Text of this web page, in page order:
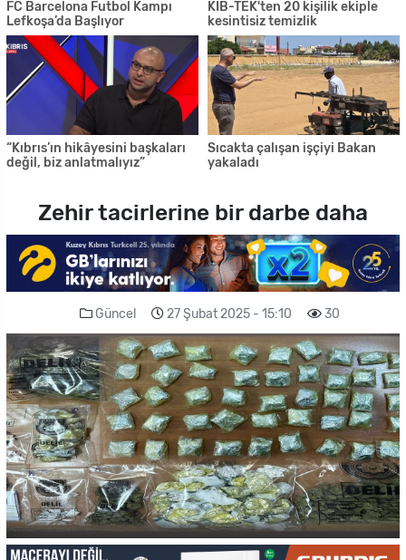
FC Barcelona Futbol Kampı
Lefkoşa’da Başlıyor
KIB-TEK'ten 20 kişilik ekiple
kesintisiz temizlik
“Kıbrıs’ın hikâyesini başkaları
değil, biz anlatmalıyız”
Sıcakta çalışan işçiyi Bakan
yakaladı
Zehir tacirlerine bir darbe daha
Güncel 27 Şubat 2025 - 15:10 30